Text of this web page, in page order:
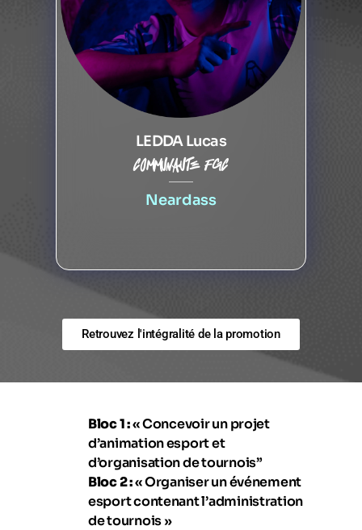
LEDDA Lucas
communauté fgc
Neardass
Retrouvez l'intégralité de la promotion
Bloc 1 :« Concevoir un projet
d’animation esport et
d’organisation de tournois”
Bloc 2 :« Organiser un événement
esport contenant l’administration
de tournois »